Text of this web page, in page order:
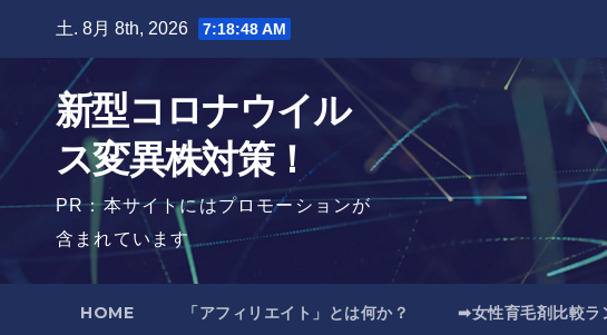
土. 8月 8th, 2026 7:18:49 AM
新型コロナウイル
ス変異株対策！
PR：本サイトにはプロモーションが
含まれています
HOME 「アフィリエイト」とは何か？ ➡女性育毛剤比較ラ